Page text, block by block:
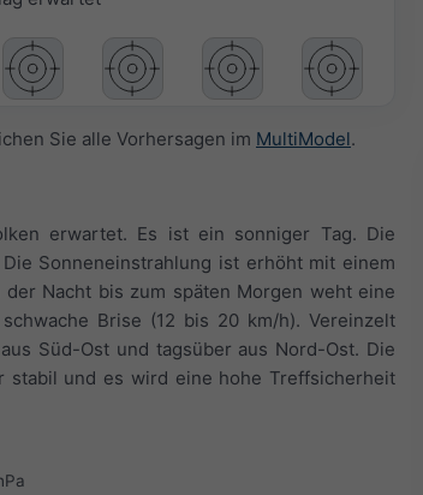
Sie alle Vorhersagen im MultiModel.
erwartet. Es ist ein sonniger Tag. Die
Sonneneinstrahlung ist erhöht mit einem
Nacht bis zum späten Morgen weht eine
Brise (12 bis 20 km/h). Vereinzelt
Süd-Ost und tagsüber aus Nord-Ost. Die
stabil und es wird eine hohe Treffsicherheit